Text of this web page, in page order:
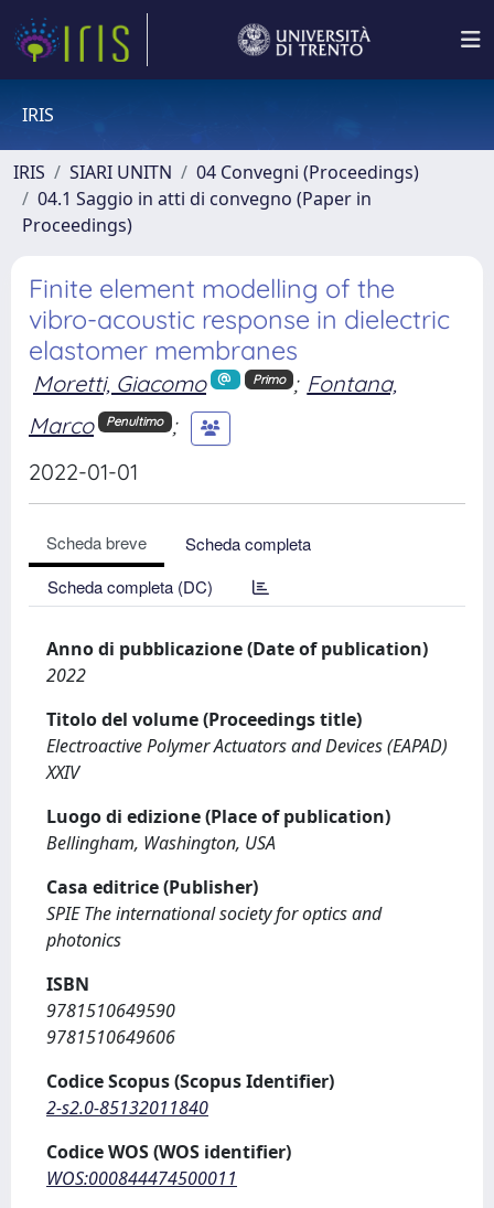
IRIS
IRIS SIARI UNITN
04 Convegni (Proceedings)
04.1 Saggio in atti di convegno (Paper in
Proceedings)
Finite element modelling of the
vibro-acoustic response in dielectric
elastomer membranes
Moretti, Giacomo Primo ; Fontana,
Marco
Penultimo ;
2022-01-01
Scheda breve
Scheda completa
Scheda completa (DC)
Anno di pubblicazione (Date of publication)
2022
Titolo del volume (Proceedings title)
Electroactive Polymer Actuators and Devices (EAPAD)
XXIV
Luogo di edizione (Place of publication)
Bellingham, Washington, USA
Casa editrice (Publisher)
SPIE The international society for optics and
photonics
ISBN
9781510649590
9781510649606
Codice Scopus (Scopus Identifier)
2-s2.0-85132011840
Codice WOS (WOS identifier)
WOS:000844474500011